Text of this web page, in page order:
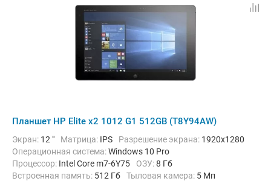
Планшет HP Elite x2 1012 G1 512GB (T8Y94AW)
Экран: 12 " Матрица: IPS Разрешение экрана: 1920x1280
Операционная система:Windows 10 Pro
Процессор: Intel Core m7-6Y75 ОЗУ:8 Гб
Встроенная память: 512 Гб Тыловая камера: 5 Мп